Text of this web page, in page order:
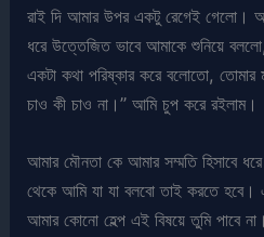
রাই দি আমার উপর একটু রেগেই গেলো।
ধরে উত্তেজিত ভাবে আমাকে শুনিয়ে
একটা কথা পরিষ্কার করে বলোতো, তোমার
চাও কী চাও না।” আমি চুপ করে রইলাম।
আমার মৌনতা কে আমার সম্মতি হিসাবে
থেকে আমি যা যা বলবো তাই করতে হবে।
আমার কোনো হেল্প এই বিষয়ে তুমি পাবে